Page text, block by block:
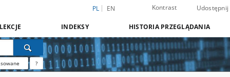
PL EN Kontrast Udostępnij
INDEKSY HISTORIA PRZEGLĄDANIA
?